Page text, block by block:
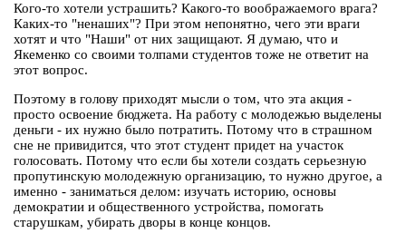
Кого-то хотели устрашить? Какого-то воображаемого врага?
Каких-то "ненаших"? При этом непонятно, чего эти враги
хотят и что "Наши" от них защищают. Я думаю, что и
Якеменко со своими толпами студентов тоже не ответит на
этот вопрос.
Поэтому в голову приходят мысли о том, что эта акция -
просто освоение бюджета. На работу с молодежью выделены
деньги - их нужно было потратить. Потому что в страшном
сне не привидится, что этот студент придет на участок
голосовать. Потому что если бы хотели создать серьезную
пропутинскую молодежную организацию, то нужно другое, а
именно - заниматься делом: изучать историю, основы
демократии и общественного устройства, помогать
старушкам, убирать дворы в конце концов.